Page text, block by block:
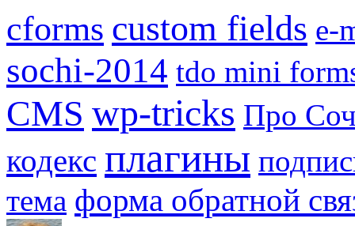
cforms custom fields e-
sochi-2014 tdo mini
CMS wp-tricks Про
кодекс плагины
тема форма обратной